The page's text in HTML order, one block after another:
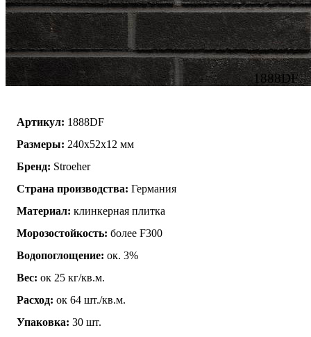
1888DF
Артикул: 1888DF
Размеры: 240x52x12 мм
Бренд: Stroeher
Страна производства: Германия
Материал: клинкерная плитка
Морозостойкость: более F300
Водопоглощение: ок. 3%
Вес: ок 25 кг/кв.м.
Расход: ок 64 шт./кв.м.
Упаковка: 30 шт.